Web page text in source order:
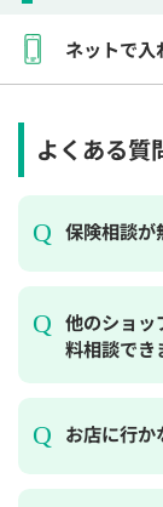
ネットで入
よくある質
保険相談が
他のショッ
料相談でき
お店に行か